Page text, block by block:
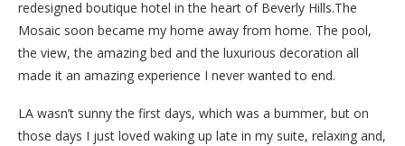
redesigned boutique hotel in the heart of Beverly Hills.The
Mosaic soon became my home away from home. The pool,
the view, the amazing bed and the luxurious decoration all
made it an amazing experience I never wanted to end.
LA wasn’t sunny the first days, which was a bummer, but on
those days I just loved waking up late in my suite, relaxing and,